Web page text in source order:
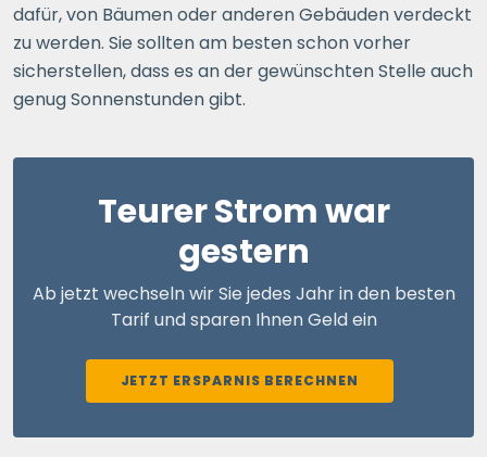
dafür, von Bäumen oder anderen Gebäuden verdeckt
zu werden. Sie sollten am besten schon vorher
sicherstellen, dass es an der gewünschten Stelle auch
genug Sonnenstunden gibt.
Teurer Strom war
gestern
Ab jetzt wechseln wir Sie jedes Jahr in den besten
Tarif und sparen Ihnen Geld ein
JETZT ERSPARNIS BERECHNEN